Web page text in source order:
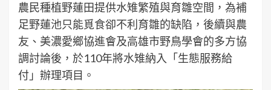
農民種植野蓮田提供水雉繁殖與育雛空間，為補
足野蓮池只能覓食卻不利育雛的缺陷，後續與農
友、美濃愛鄉協進會及高雄市野鳥學會的多方協
調討論後，於110年將水雉納入「生態服務給
付」辦理項目。